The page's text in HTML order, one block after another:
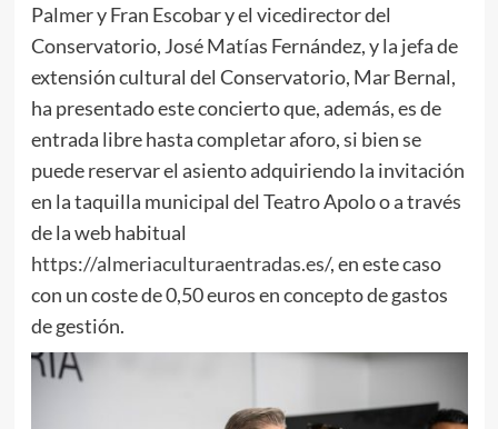
Palmer y Fran Escobar y el vicedirector del
Conservatorio, José Matías Fernández, y la jefa de
extensión cultural del Conservatorio, Mar Bernal,
ha presentado este concierto que, además, es de
entrada libre hasta completar aforo, si bien se
puede reservar el asiento adquiriendo la invitación
en la taquilla municipal del Teatro Apolo o a través
de la web habitual
https://almeriaculturaentradas.es/, en este caso
con un coste de 0,50 euros en concepto de gastos
de gestión.